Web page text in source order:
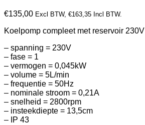
€135,00 Excl BTW, €163,35 Incl BTW.
Koelpomp compleet met reservoir 230V
– spanning = 230V
– fase = 1
– vermogen = 0,045kW
– volume = 5L/min
– frequentie = 50Hz
– nominale stroom = 0,21A
– snelheid = 2800rpm
– insteekdiepte = 13,5cm
– IP 43